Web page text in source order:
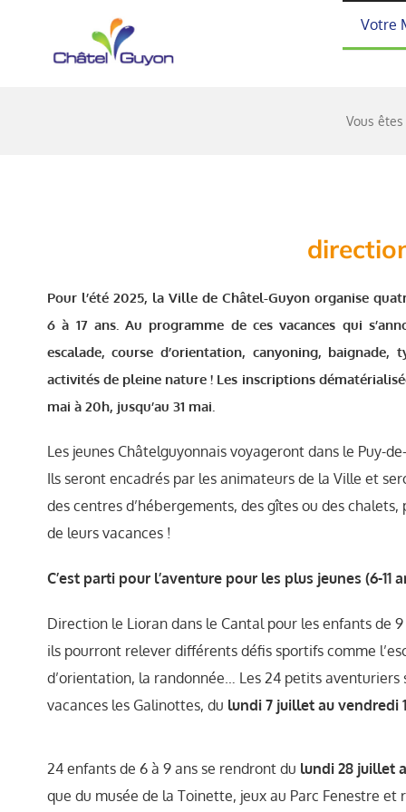
Votre
Vous
Pour l’été 2025, la Ville de Châtel-Guyon organise
6 à 17 ans. Au programme de ces vacances qui
escalade, course d’orientation, canyoning,
activités de pleine nature ! Les inscriptions
mai à 20h, jusqu’au 31 mai.
Les jeunes Châtelguyonnais voyageront dans le Puy-
Ils seront encadrés par les animateurs de la Ville et
des centres d’hébergements, des gîtes ou des
de leurs vacances !
C’est parti pour l’aventure pour les plus jeunes (6-11
Direction le Lioran dans le Cantal pour les enfants de 9
ils pourront relever différents défis sportifs comme
d’orientation, la randonnée… Les 24 petits aventuriers
vacances les Galinottes, du lundi 7 juillet au vendredi
24 enfants de 6 à 9 ans se rendront du lundi 28 juillet
que du musée de la Toinette, jeux au Parc Fenestre